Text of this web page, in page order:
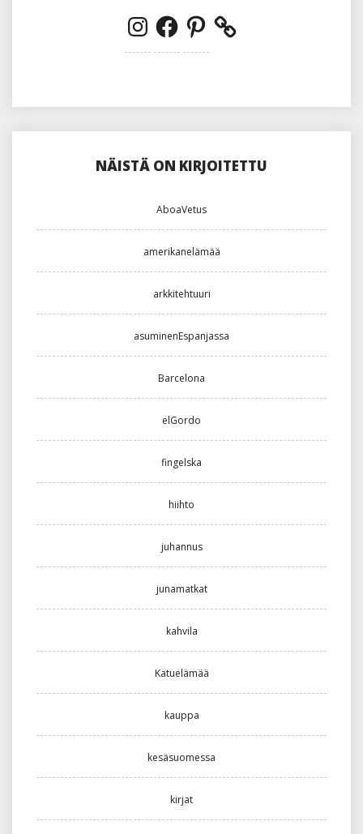
InstagramFacebookPinterest
NÄISTÄ ON KIRJOITETTU
AboaVetus
amerikanelämää
arkkitehtuuri
asuminenEspanjassa
Barcelona
elGordo
fingelska
hiihto
juhannus
junamatkat
kahvila
Katuelämää
kauppa
kesäsuomessa
kirjat